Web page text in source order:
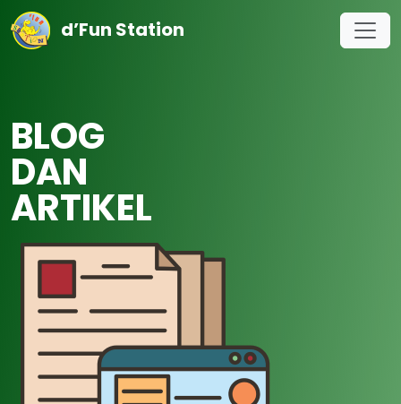
d’Fun Station
BLOG
DAN
ARTIKEL